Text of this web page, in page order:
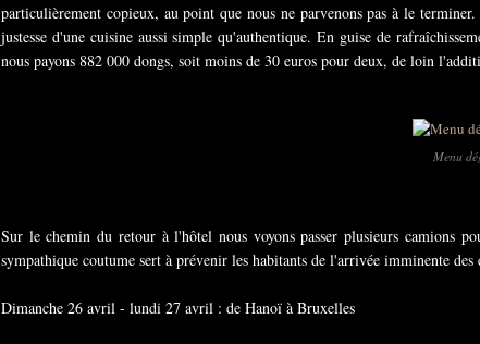
particulièrement copieux, au point que nous ne parvenons pas à le
justesse d'une cuisine aussi simple qu'authentique. En guise de
nous payons 882 000 dongs, soit moins de 30 euros pour deux, de loin
Menu
Sur le chemin du retour à l'hôtel nous voyons passer plusieurs camions
sympathique coutume sert à prévenir les habitants de l'arrivée imminente
Dimanche 26 avril - lundi 27 avril : de Hanoï à Bruxelles